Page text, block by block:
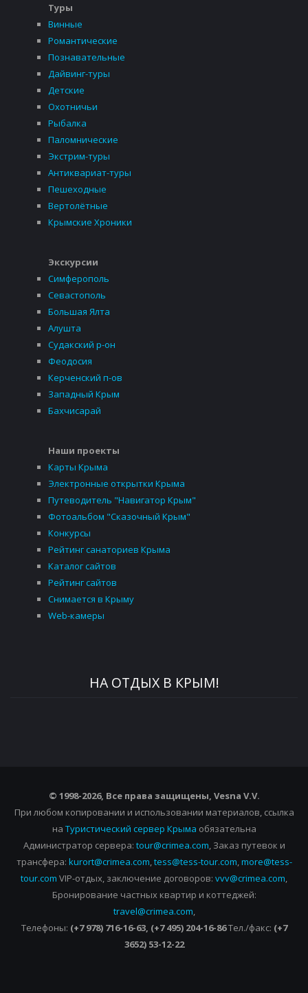
Туры
Винные
Романтические
Познавательные
Дайвинг-туры
Детские
Охотничьи
Рыбалка
Паломнические
Экстрим-туры
Антиквариат-туры
Пешеходные
Вертолётные
Крымские Хроники
Экскурсии
Симферополь
Севастополь
Большая Ялта
Алушта
Судакский р-он
Феодосия
Керченский п-ов
Западный Крым
Бахчисарай
Наши проекты
Карты Крыма
Электронные открытки Крыма
Путеводитель "Навигатор Крым"
Фотоальбом "Сказочный Крым"
Конкурсы
Рейтинг санаториев Крыма
Каталог сайтов
Рейтинг сайтов
Снимается в Крыму
Web-камеры
НА ОТДЫХ В КРЫМ!
© 1998-2026, Все права защищены, Vesna V.V.
При любом копировании и использовании материалов, ссылка
на Туристический сервер Крыма обязательна
Администратор сервера: tour@crimea.com , Заказ путевок и
трансфера: kurort@crimea.com tess@tess-tour.com more@tess-
tour.com VIP-отдых, заключение договоров: vvv@crimea.com
Бронирование частных квартир и коттеджей:
travel@crimea.com
Телефоны: (+7 978) 716-16-63, (+7 495) 204-16-86Тел./факс: (+7
3652) 53-12-22